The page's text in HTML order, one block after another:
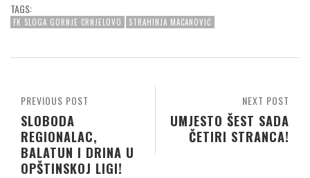
TAGS:
FK SLOGA GORNJE CRNJELOVO STRAHINJA MACANOVIĆ
NEXT POST
UMJESTO ŠEST SADA
ČETIRI STRANCA!
PREVIOUS POST
SLOBODA
REGIONALAC,
BALATUN I DRINA U
OPŠTINSKOJ LIGI!